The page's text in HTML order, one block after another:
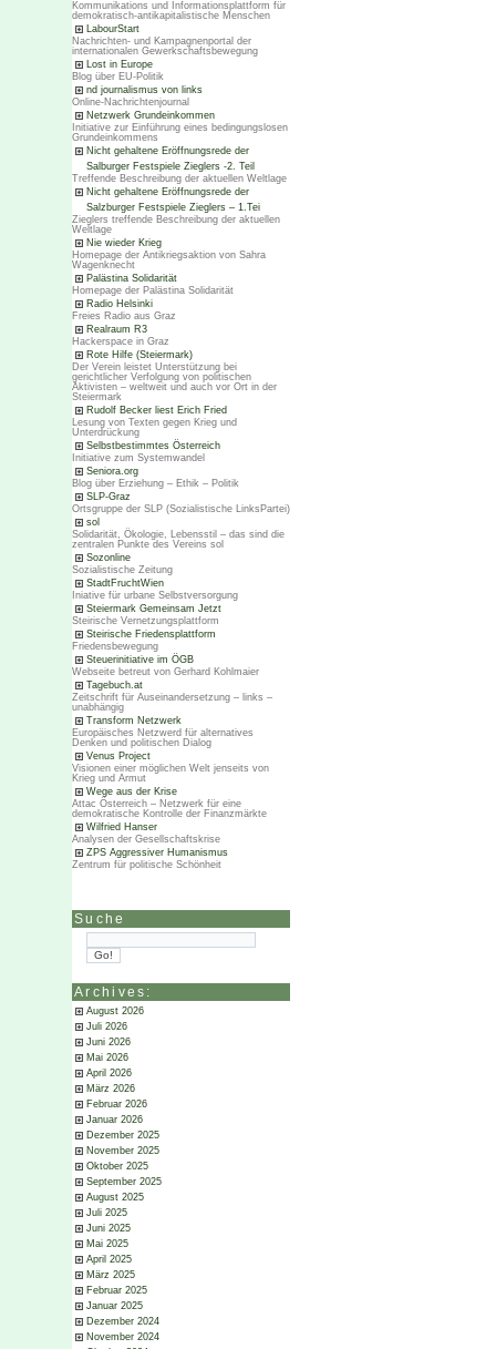
Kommunikations und Informationsplattform für
demokratisch-antikapitalistische Menschen
LabourStart
Nachrichten- und Kampagnenportal der
internationalen Gewerkschaftsbewegung
Lost in Europe
Blog über EU-Politik
nd journalismus von links
Online-Nachrichtenjournal
Netzwerk Grundeinkommen
Initiative zur Einführung eines bedingungslosen
Grundeinkommens
Nicht gehaltene Eröffnungsrede der
Salburger Festspiele Zieglers -2. Teil
Treffende Beschreibung der aktuellen Weltlage
Nicht gehaltene Eröffnungsrede der
Salzburger Festspiele Zieglers – 1.Tei
Zieglers treffende Beschreibung der aktuellen
Weltlage
Nie wieder Krieg
Homepage der Antikriegsaktion von Sahra
Wagenknecht
Palästina Solidarität
Homepage der Palästina Solidarität
Radio Helsinki
Freies Radio aus Graz
Realraum R3
Hackerspace in Graz
Rote Hilfe (Steiermark)
Der Verein leistet Unterstützung bei
gerichtlicher Verfolgung von politischen
Aktivisten – weltweit und auch vor Ort in der
Steiermark
Rudolf Becker liest Erich Fried
Lesung von Texten gegen Krieg und
Unterdrückung
Selbstbestimmtes Österreich
Initiative zum Systemwandel
Seniora.org
Blog über Erziehung – Ethik – Politik
SLP-Graz
Ortsgruppe der SLP (Sozialistische LinksPartei)
sol
Solidarität, Ökologie, Lebensstil – das sind die
zentralen Punkte des Vereins sol
Sozonline
Sozialistische Zeitung
StadtFruchtWien
Iniative für urbane Selbstversorgung
Steiermark Gemeinsam Jetzt
Steirische Vernetzungsplattform
Steirische Friedensplattform
Friedensbewegung
Steuerinitiative im ÖGB
Webseite betreut von Gerhard Kohlmaier
Tagebuch.at
Zeitschrift für Auseinandersetzung – links –
unabhängig
Transform Netzwerk
Europäisches Netzwerd für alternatives
Denken und politischen Dialog
Venus Project
Visionen einer möglichen Welt jenseits von
Krieg und Armut
Wege aus der Krise
Attac Österreich – Netzwerk für eine
demokratische Kontrolle der Finanzmärkte
Wilfried Hanser
Analysen der Gesellschaftskrise
ZPS Aggressiver Humanismus
Zentrum für politische Schönheit
Suche
Archives:
August 2026
Juli 2026
Juni 2026
Mai 2026
April 2026
März 2026
Februar 2026
Januar 2026
Dezember 2025
November 2025
Oktober 2025
September 2025
August 2025
Juli 2025
Juni 2025
Mai 2025
April 2025
März 2025
Februar 2025
Januar 2025
Dezember 2024
November 2024